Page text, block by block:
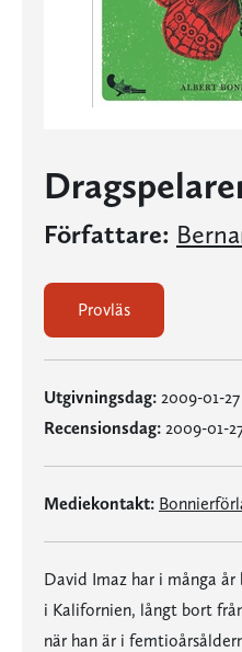
Författare:
Provläs
Utgivningsdag: 2009-01-27
Recensionsdag: 2009-01-
Mediekontakt:
David Imaz har i många
i Kalifornien, långt bort
när han är i